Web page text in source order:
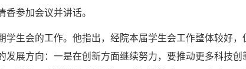
参加会议并讲话。
生会的工作。他指出，经院本届学生会工作整体较好，
展方向：一是在创新方面继续努力，要推动更多科技创